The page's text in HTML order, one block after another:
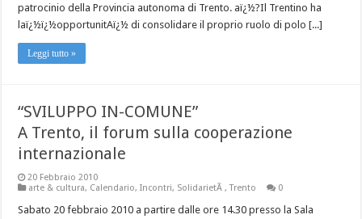
patrocinio della Provincia autonoma di Trento. aï¿½?Il Trentino ha
laï¿½ï¿½opportunitAï¿½ di consolidare il proprio ruolo di polo [...]
Leggi tutto »
“SVILUPPO IN-COMUNE”
A Trento, il forum sulla cooperazione
internazionale
20 Febbraio 2010
arte & cultura, Calendario,Incontri, SolidarietÃ,Trento 0
Sabato 20 febbraio 2010 a partire dalle ore 14.30 presso la Sala